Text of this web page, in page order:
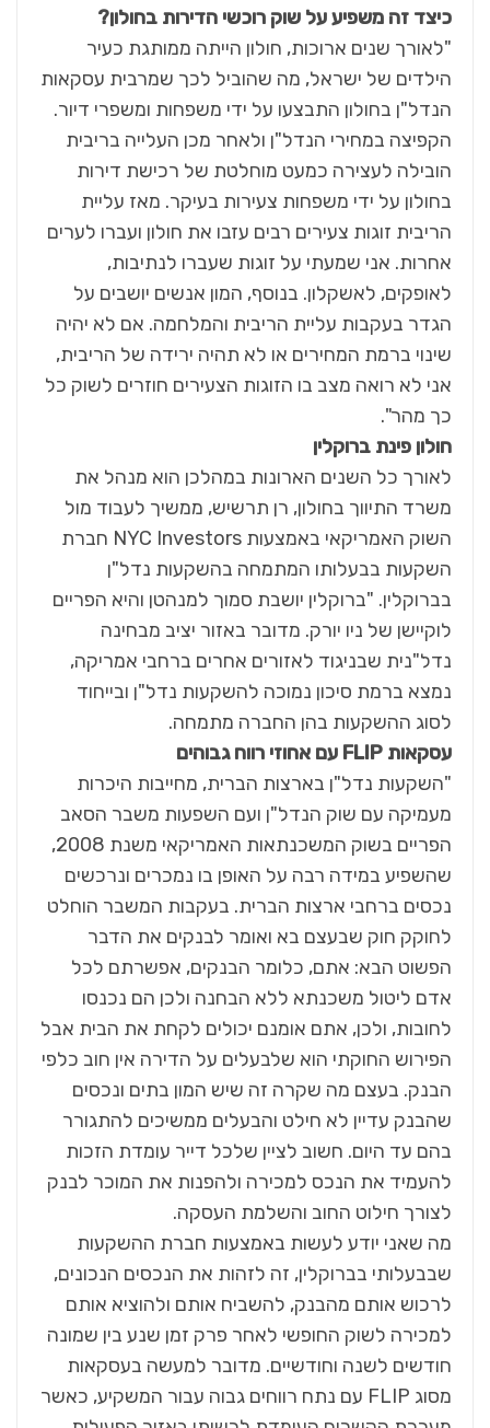
כיצד זה משפיע על שוק רוכשי הדירות בחולון?
"לאורך שנים ארוכות, חולון הייתה ממותגת כעיר
הילדים של ישראל, מה שהוביל לכך שמרבית עסקאות
הנדל"ן בחולון התבצעו על ידי משפחות ומשפרי דיור.
הקפיצה במחירי הנדל"ן ולאחר מכן העלייה בריבית
הובילה לעצירה כמעט מוחלטת של רכישת דירות
בחולון על ידי משפחות צעירות בעיקר. מאז עליית
הריבית זוגות צעירים רבים עזבו את חולון ועברו לערים
אחרות. אני שמעתי על זוגות שעברו לנתיבות,
לאופקים, לאשקלון. בנוסף, המון אנשים יושבים על
הגדר בעקבות עליית הריבית והמלחמה. אם לא יהיה
שינוי ברמת המחירים או לא תהיה ירידה של הריבית,
אני לא רואה מצב בו הזוגות הצעירים חוזרים לשוק כל
כך מהר".
חולון פינת ברוקלין
לאורך כל השנים הארונות במהלכן הוא מנהל את
משרד התיווך בחולון, רן תרשיש, ממשיך לעבוד מול
השוק האמריקאי באמצעות NYC Investors חברת
השקעות בבעלותו המתמחה בהשקעות נדל"ן
בברוקלין. "ברוקלין יושבת סמוך למנהטן והיא הפריים
לוקיישן של ניו יורק. מדובר באזור יציב מבחינה
נדל"נית שבניגוד לאזורים אחרים ברחבי אמריקה,
נמצא ברמת סיכון נמוכה להשקעות נדל"ן ובייחוד
לסוג ההשקעות בהן החברה מתמחה.
עסקאות FLIP עם אחוזי רווח גבוהים
"השקעות נדל"ן בארצות הברית, מחייבות היכרות
מעמיקה עם שוק הנדל"ן ועם השפעות משבר הסאב
הפריים בשוק המשכנתאות האמריקאי משנת 2008,
שהשפיע במידה רבה על האופן בו נמכרים ונרכשים
נכסים ברחבי ארצות הברית. בעקבות המשבר הוחלט
לחוקק חוק שבעצם בא ואומר לבנקים את הדבר
הפשוט הבא: אתם, כלומר הבנקים, אפשרתם לכל
אדם ליטול משכנתא ללא הבחנה ולכן הם נכנסו
לחובות, ולכן, אתם אומנם יכולים לקחת את הבית אבל
הפירוש החוקתי הוא שלבעלים על הדירה אין חוב כלפי
הבנק. בעצם מה שקרה זה שיש המון בתים ונכסים
שהבנק עדיין לא חילט והבעלים ממשיכים להתגורר
בהם עד היום. חשוב לציין שלכל דייר עומדת הזכות
להעמיד את הנכס למכירה ולהפנות את המוכר לבנק
לצורך חילוט החוב והשלמת העסקה.
מה שאני יודע לעשות באמצעות חברת ההשקעות
שבבעלותי בברוקלין, זה לזהות את הנכסים הנכונים,
לרכוש אותם מהבנק, להשביח אותם ולהוציא אותם
למכירה לשוק החופשי לאחר פרק זמן שנע בין שמונה
חודשים לשנה וחודשיים. מדובר למעשה בעסקאות
מסוג FLIP עם נתח רווחים גבוה עבור המשקיע, כאשר